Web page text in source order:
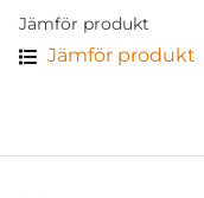
Jämför produkt
Jämför produkt